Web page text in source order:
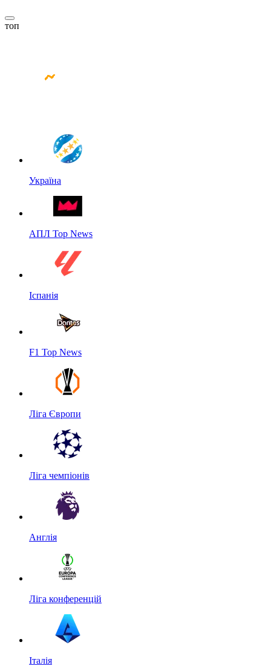
топ
Україна
АПЛ Top News
Іспанія
F1 Top News
Ліга Європи
Ліга чемпіонів
Англія
Ліга конференцій
Італія